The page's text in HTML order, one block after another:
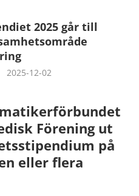
2025 går till
2025-12-02
Förening ut
på
eller flera